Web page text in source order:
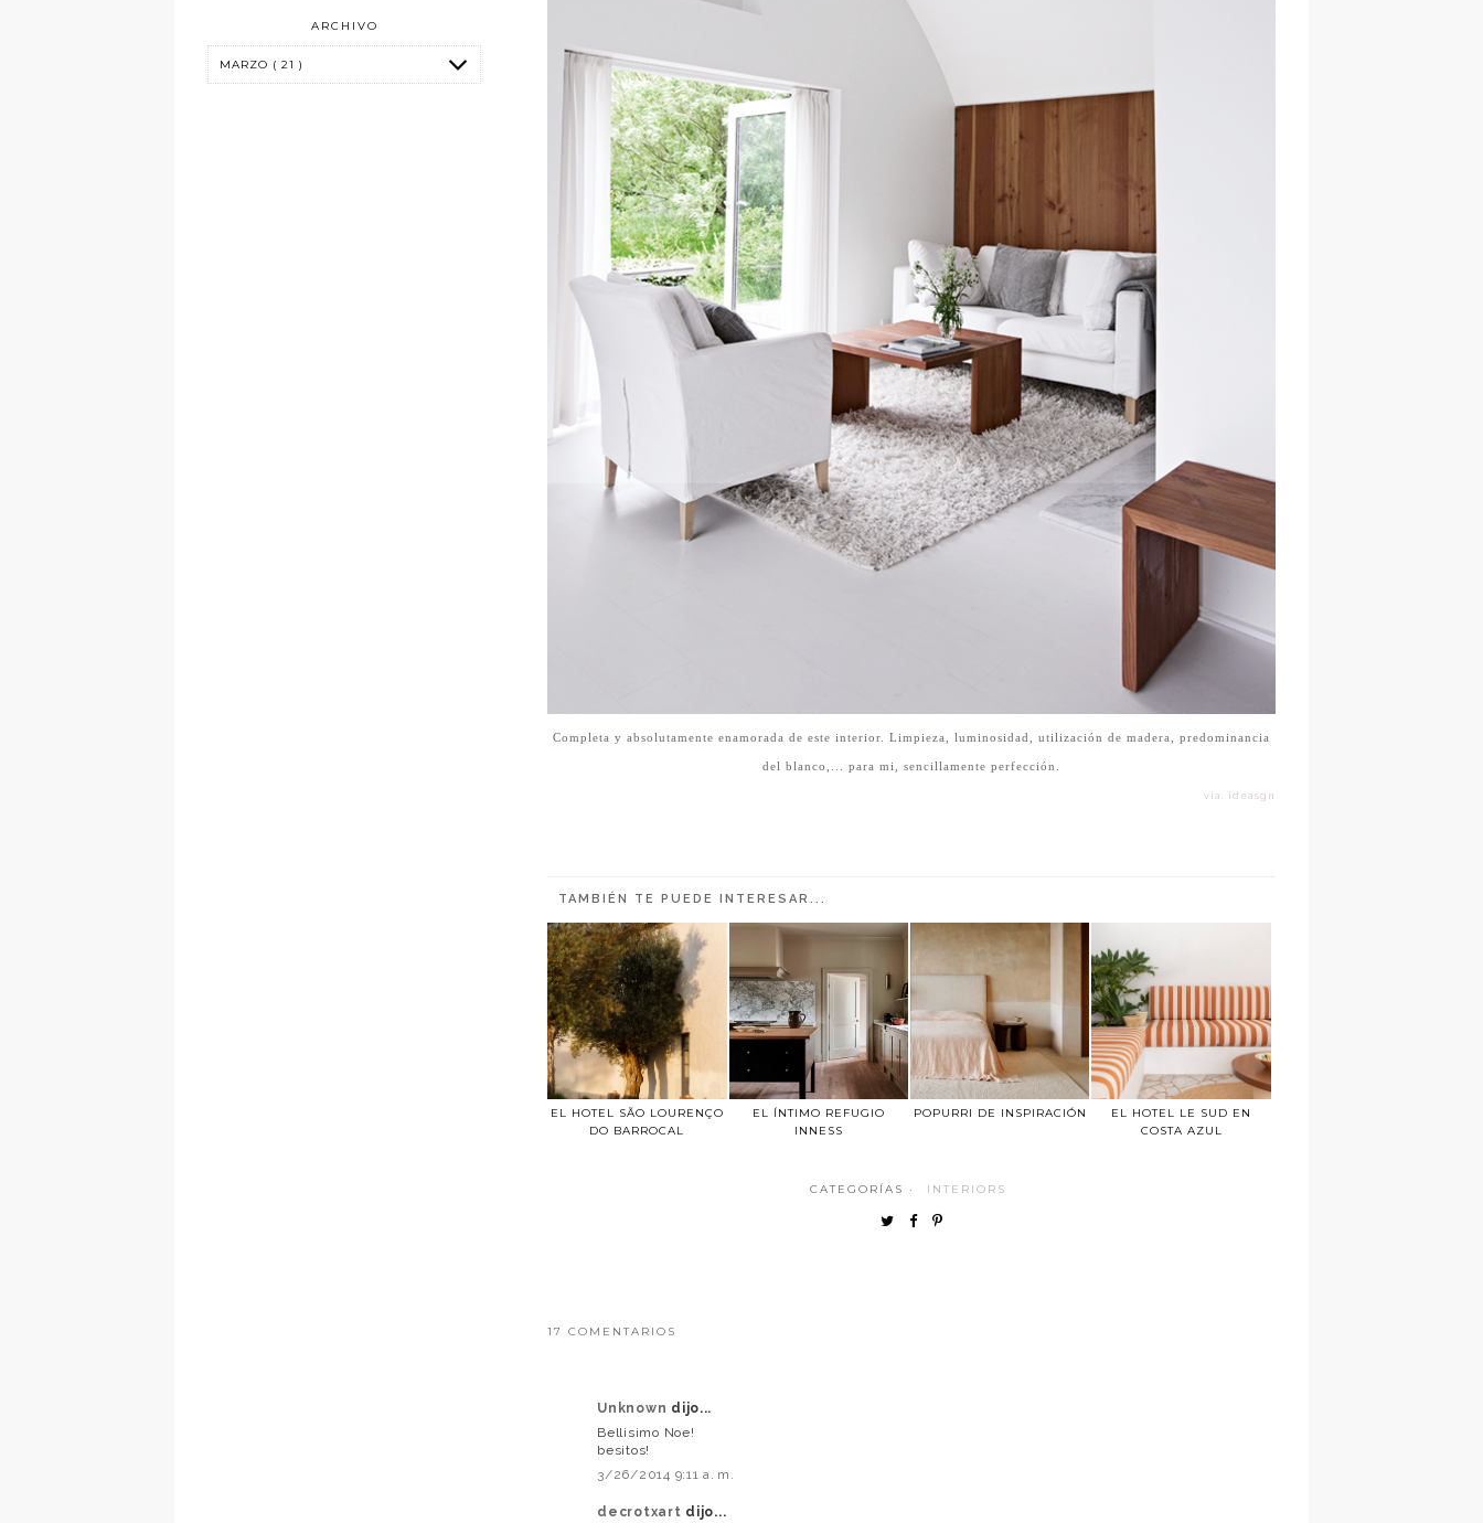
Completa y absolutamente enamorada de este interior. Limpieza, luminosidad, utilización de madera, predominancia
del blanco,... para mi, sencillamente perfección.
vía: ideasgn
TAMBIÉN TE PUEDE INTERESAR...
EL HOTEL SÃO LOURENÇO
DO BARROCAL
EL ÍNTIMO REFUGIO
INNESS
POPURRI DE INSPIRACIÓN
EL HOTEL LE SUD EN
COSTA AZUL
CATEGORÍAS · INTERIORS
17 COMENTARIOS
Unknown dijo...
Bellisimo Noe!
besitos!
3/26/2014 9:11 a. m.
decrotxart dijo...
ARCHIVO